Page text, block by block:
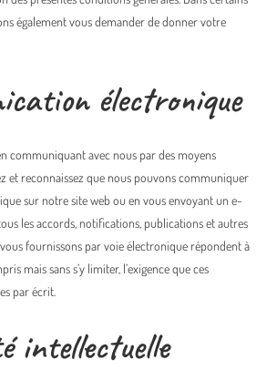
également vous demander de donner votre
électronique
communiquant avec nous par des moyens
et reconnaissez que nous pouvons communiquer
sur notre site web ou en vous envoyant un e-
les accords, notifications, publications et autres
fournissons par voie électronique répondent à
mais sans s’y limiter, l’exigence que ces
par écrit.
intellectuelle